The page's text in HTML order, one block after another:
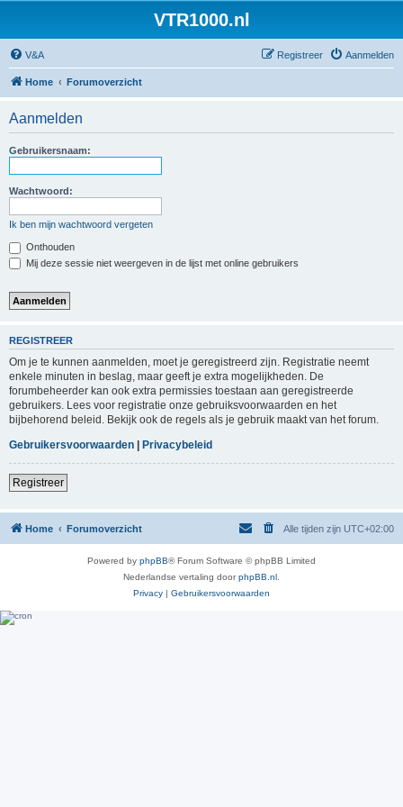
VTR1000.nl
V&A Aanmelden
Registreer
Home Forumoverzicht
Aanmelden
Gebruikersnaam:
Wachtwoord:
Ik ben mijn wachtwoord vergeten
Onthouden
Mij deze sessie niet weergeven in de lijst met online gebruikers
REGISTREER
Om je te kunnen aanmelden, moet je geregistreerd zijn. Registratie neemt
enkele minuten in beslag, maar geeft je extra mogelijkheden. De
forumbeheerder kan ook extra permissies toestaan aan geregistreerde
gebruikers. Lees voor registratie onze gebruiksvoorwaarden en het
bijbehorend beleid. Bekijk ook de regels als je gebruik maakt van het forum.
Gebruikersvoorwaarden | Privacybeleid
Registreer
Home Forumoverzicht Alle tijden zijn UTC+02:00
Powered by phpBB® Forum Software © phpBB Limited
Nederlandse vertaling doorphpBB.nl
Privacy | Gebruikersvoorwaarden